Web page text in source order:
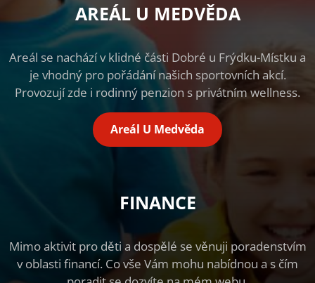
AREÁL U MEDVĚDA
Areál se nachází v klidné části Dobré u Frýdku-Místku a
je vhodný pro pořádání našich sportovních akcí.
Provozují zde i rodinný penzion s privátním wellness.
Areál U Medvěda
FINANCE
Mimo aktivit pro děti a dospělé se věnuji poradenstvím
v oblasti financí. Co vše Vám mohu nabídnou a s čím